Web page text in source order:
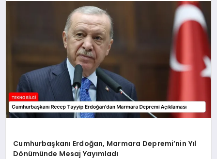
Cumhurbaşkanı Erdoğan, Marmara Depremi’nin Yıl
Dönümünde Mesaj Yayımladı